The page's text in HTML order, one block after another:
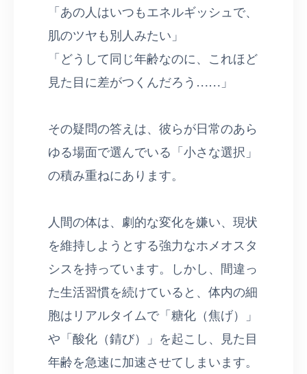
「あの人はいつもエネルギッシュで、
肌のツヤも別人みたい」
「どうして同じ年齢なのに、これほど
見た目に差がつくんだろう……」
その疑問の答えは、彼らが日常のあら
ゆる場面で選んでいる「小さな選択」
の積み重ねにあります。
人間の体は、劇的な変化を嫌い、現状
を維持しようとする強力なホメオスタ
シスを持っています。しかし、間違っ
た生活習慣を続けていると、体内の細
胞はリアルタイムで「糖化（焦げ）」
や「酸化（錆び）」を起こし、見た目
年齢を急速に加速させてしまいます。